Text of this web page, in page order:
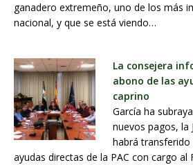
ganadero extremeño, uno de los más
nacional, y que se está viendo…
La consejera
abono de las
caprino
García ha
nuevos pagos, la
habrá transferido
ayudas directas de la PAC con cargo al